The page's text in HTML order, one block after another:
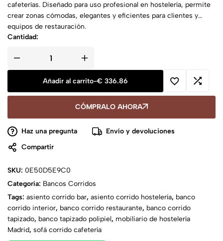
cafeterías. Diseñado para uso profesional en hostelería, permite
crear zonas cómodas, elegantes y eficientes para clientes y
equipos de restauración.
Cantidad:
Añadir al carrito-€ 336.86
CÓMPRALO AHORA
Haz una pregunta
Envío y devoluciones
Compartir
SKU: 0E50D5E9C0
Categoría: Bancos Corridos
Tags: asiento corrido bar, asiento corrido hostelería, banco
corrido interior, banco corrido restaurante, banco corrido
tapizado, banco tapizado polipiel, mobiliario de hostelería
Madrid, sofá corrido cafetería